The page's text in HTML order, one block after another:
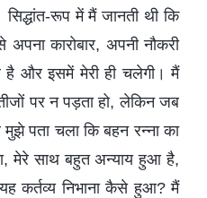
रूप में मैं जानती थी कि
कारोबार, अपनी नौकरी
है और इसमें मेरी ही चलेगी। मैं
पर न पड़ता हो, लेकिन जब
पता चला कि बहन रन्ना का
मेरे साथ बहुत अन्याय हुआ है,
कर्तव्य निभाना कैसे हुआ? मैं